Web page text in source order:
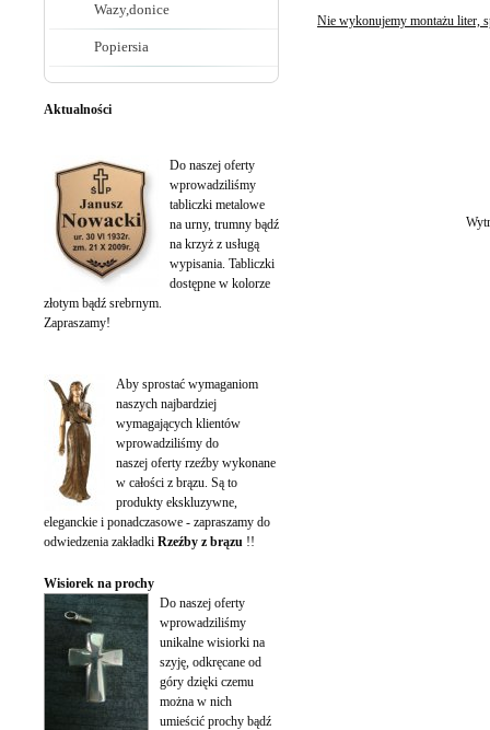
Wazy,donice
Popiersia
Aktualności
Do naszej oferty
wprowadziliśmy
tabliczki metalowe
na urny, trumny bądź
na krzyż z usługą
wypisania. Tabliczki
dostępne w kolorze
złotym bądź srebrnym.
Zapraszamy!
Aby sprostać wymaganiom
naszych najbardziej
wymagających klientów
wprowadziliśmy do
naszej oferty rzeźby wykonane
w całości z brązu. Są to
produkty ekskluzywne,
eleganckie i ponadczasowe - zapraszamy do
odwiedzenia zakładki Rzeźby z brązu !!
Wisiorek na prochy
Do naszej oferty
wprowadziliśmy
unikalne wisiorki na
szyję, odkręcane od
góry dzięki czemu
można w nich
umieścić prochy bądź
Nie wykonujemy montażu liter,